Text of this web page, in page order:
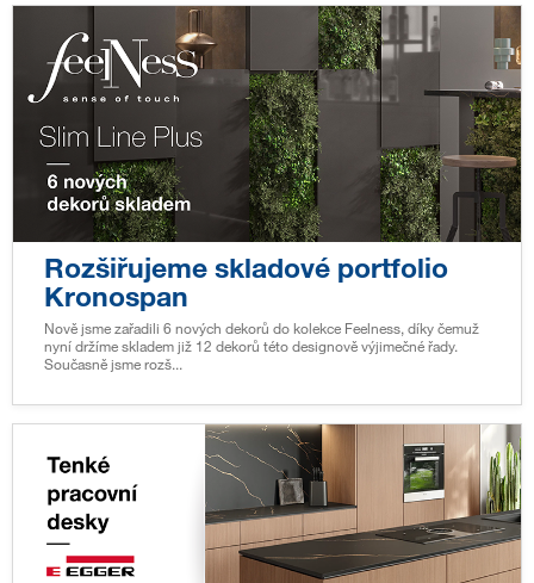
Rozšiřujeme skladové portfolio
Kronospan
Nově jsme zařadili 6 nových dekorů do kolekce Feelness, díky čemuž
nyní držíme skladem již 12 dekorů této designově výjimečné řady.
Současně jsme rozš...